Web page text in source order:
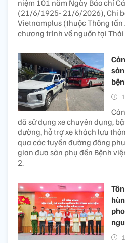
niệm 101 năm Ngày Báo chí
(21/6/1925- 21/6/2026), Chi
Vietnamplus (thuộc Thông tấn
chương trình về nguồn tại
đã sử dụng xe chuyên dụng,
đường, hỗ trợ xe khách lưu
qua các tuyến đường đông
gian đưa sản phụ đến Bệnh
2.